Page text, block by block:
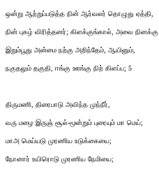
ஒன்று ஆற்றுப்படுத்த நின் ஆர்வலர் தொழுது ஏத்தி,
நின் புகழ் விரித்தனர்; கிளக்குங்கால், அவை நினக்கு
இறும்பூது அன்மை நற்கு அறிந்தேம், ஆயினும்,
நகுதலும் தகுதி, ஈங்கு ஊங்கு நிற் கிளப்ப; 5
திருமணி, திரைபாடு அவிந்த முந்நீர்,
வரு மழை இருஞ் சூல்-மூன்றும் புரையும் மா மெய்;
மாஅ மெய்யடு முரணிய உடுக்கையை;
நோனார் உயிரொடு முரணிய நேமியை;